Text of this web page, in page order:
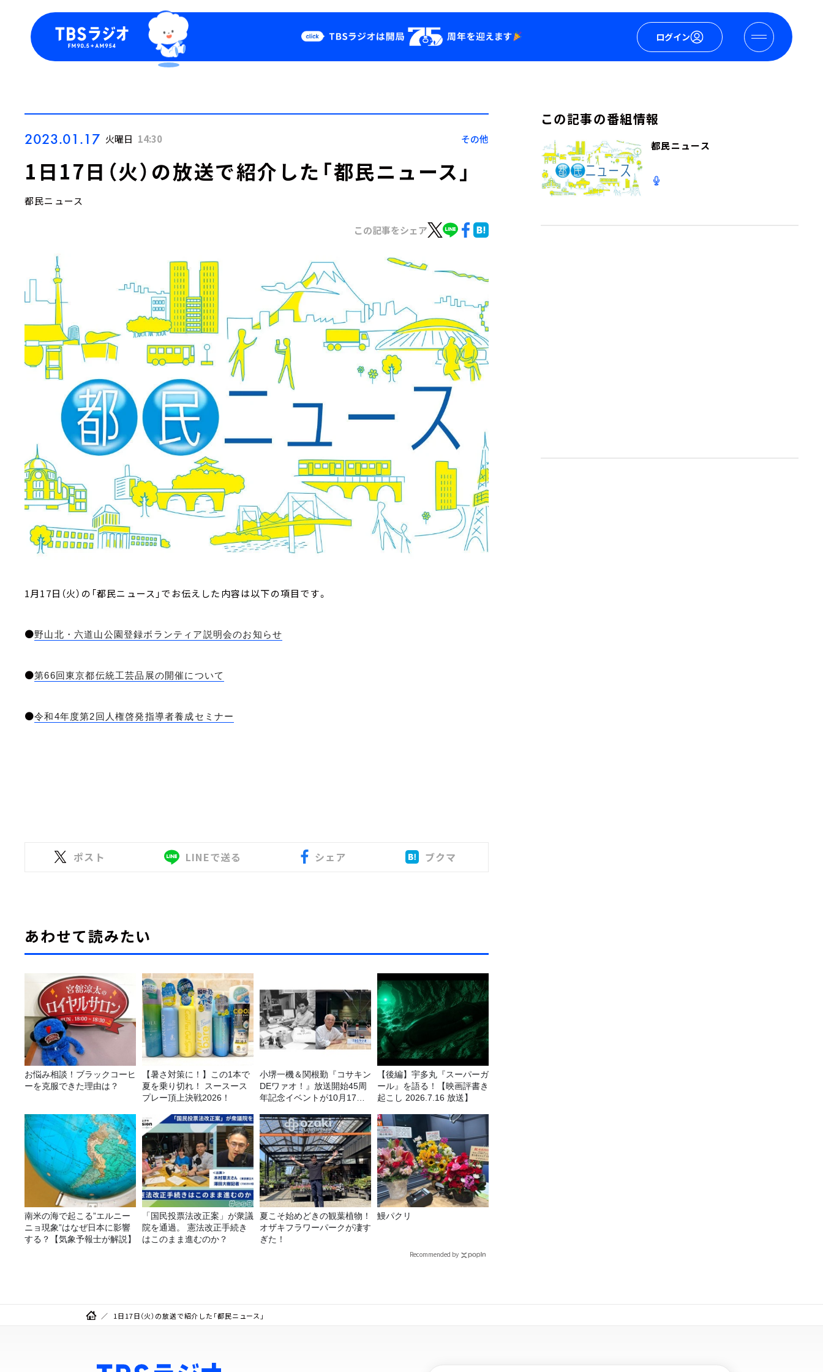
ログイン
Podcast
YouTube
2023.01.17 火曜日 14:30 その他
1日17日（火）の放送で紹介した「都民ニュース」
都民ニュース
この記事をシェア
1月17日（火）の「都民ニュース」でお伝えした内容は以下の項目です。
●野山北・六道山公園登録ボランティア説明会のお知らせ
●第66回東京都伝統工芸品展の開催について
●令和4年度第2回人権啓発指導者養成セミナー
ポスト LINEで送る シェア ブクマ
あわせて読みたい
お悩み相談！ブラックコーヒ
ーを克服できた理由は？
【暑さ対策に！】この1本で
夏を乗り切れ！ スースース
プレー頂上決戦2026！
小堺一機＆関根勤『コサキン
DEワァオ！』放送開始45周
年記念イベントが10月17日
FC先行受付スタート！
【後編】宇多丸『スーパーガ
ール』を語る！【映画評書き
起こし 2026.7.16 放送】
南米の海で起こる”エルニー
ニョ現象”はなぜ日本に影響
する？【気象予報士が解説】
「国民投票法改正案」が衆議
院を通過。 憲法改正手続き
はこのまま進むのか？
夏こそ始めどきの観葉植物！
オザキフラワーパークが凄す
ぎた！
鰻パクリ
Recommended by
この記事の番組情報
都民ニュース
1日17日（火）の放送で紹介した「都民ニュース」